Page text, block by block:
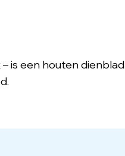
is een houten dienblad